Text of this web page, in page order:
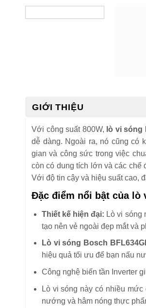
GIỚI THIỆU
Với công suất 800W, lò vi sóng
dễ dàng. Ngoài ra, nó cũng có
gian và công sức trong việc
còn có dung tích lớn và các chế
Với độ tin cậy và hiệu suất cao,
Đặc điểm nổi bật của lò
Thiết kế hiện đại: Lò vi sóng
tạo nên vẻ ngoài đẹp mắt và
Lò vi sóng Bosch
hiệu quả tối ưu để bạn nấu
Công nghệ biến tần Inverter
Lò vi sóng này có nhiều
nướng và hâm nóng thực